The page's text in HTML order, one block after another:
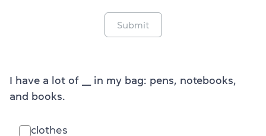
Submit
I have a lot of ___ in my bag: pens, notebooks,
and books.
clothes